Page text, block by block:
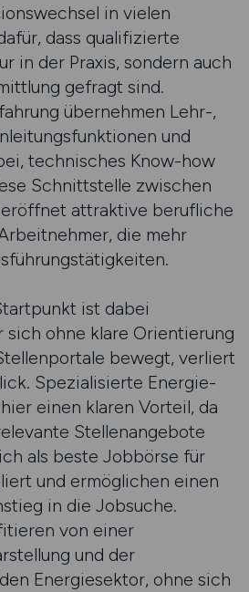
in vielen
dass qualifizierte
in der Praxis, sondern auch
gefragt sind.
übernehmen Lehr-,
und
technisches Know-how
Schnittstelle zwischen
eröffnet attraktive berufliche
die mehr
ist dabei
sich ohne klare Orientierung
bewegt, verliert
Spezialisierte Energie-
einen klaren Vorteil, da
Stellenangebote
als beste Jobbörse für
und ermöglichen einen
in die Jobsuche.
von einer
und der
Energiesektor, ohne sich